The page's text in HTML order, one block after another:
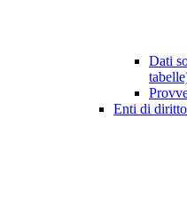
Dati
Enti di